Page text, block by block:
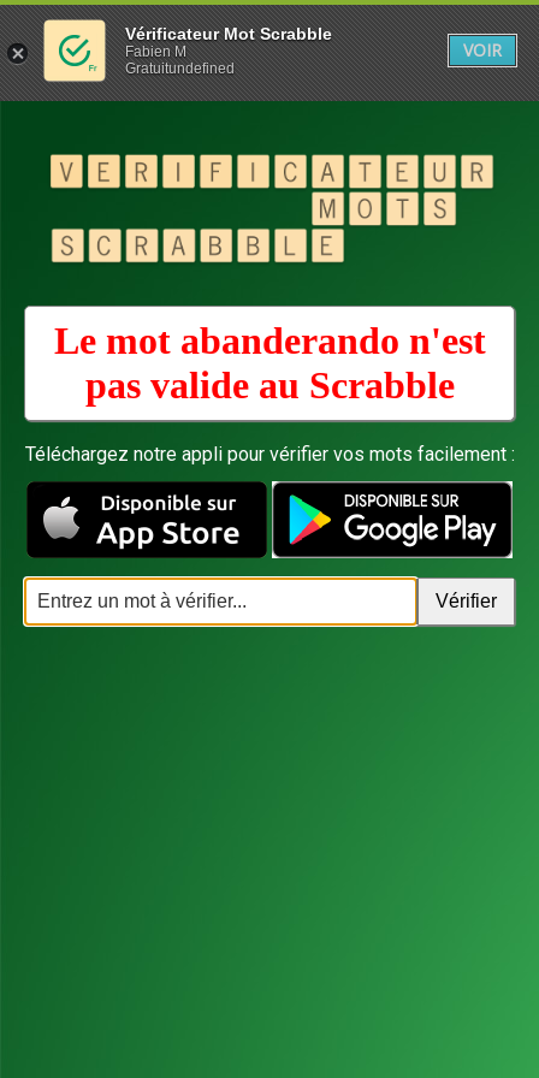
Le mot abanderando n'est
pas valide au Scrabble
Téléchargez notre appli pour vérifier vos mots facilement :
Vérificateur Mot Scrabble
Fabien M
Gratuitundefined
VOIR